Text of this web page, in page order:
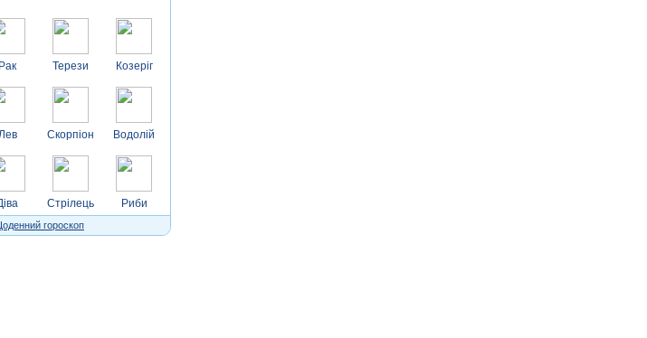
Рак Терези
Скорпіон
Стрілець
Козеріг
Водолій
Риби
гороскоп